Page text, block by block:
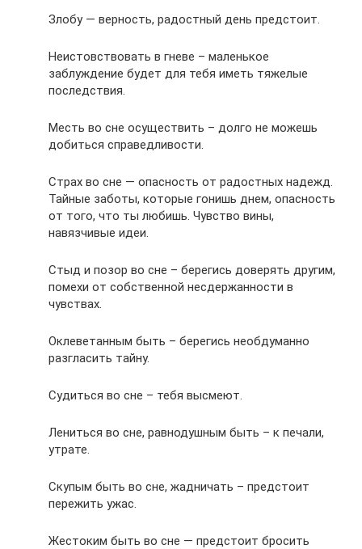
Злобу — верность, радостный день предстоит.
Неистовствовать в гневе – маленькое
заблуждение будет для тебя иметь тяжелые
последствия.
Месть во сне осуществить – долго не можешь
добиться справедливости.
Страх во сне — опасность от радостных надежд.
Тайные заботы, которые гонишь днем, опасность
от того, что ты любишь. Чувство вины,
навязчивые идеи.
Стыд и позор во сне – берегись доверять другим,
помехи от собственной несдержанности в
чувствах.
Оклеветанным быть – берегись необдуманно
разгласить тайну.
Судиться во сне – тебя высмеют.
Лениться во сне, равнодушным быть – к печали,
утрате.
Скупым быть во сне, жадничать – предстоит
пережить ужас.
Жестоким быть во сне — предстоит бросить